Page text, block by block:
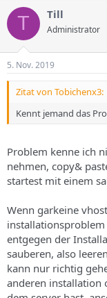
T Till
Administrator
5. Nov. 2019
Zitat von Tobichenx3:
Kennt jemand das
Problem kenne ich
nehmen, copy&
startest mit einem
Wenn garkeine
entgegen der
sauberen, also
kann nur richtig
anderen installation